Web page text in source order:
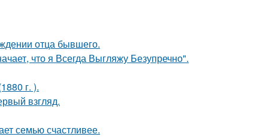
отца бывшего.
что я Всегда Выгляжу Безупречно".
г. ).
взгляд.
семью счастливее.